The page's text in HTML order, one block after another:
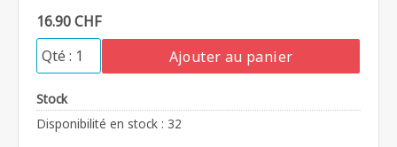
16.90 CHF
Ajouter au panier
Stock
Disponibilité en stock : 32